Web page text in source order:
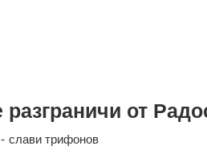
от
- слави трифонов